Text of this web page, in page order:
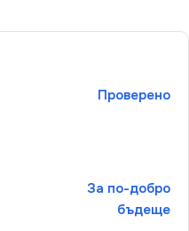
Проверено
За по-добро
бъдеще